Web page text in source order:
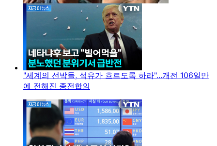
"세계의 선박들, 석유가 흐르도록 하라"...개전 106일만
에 전해진 종전합의